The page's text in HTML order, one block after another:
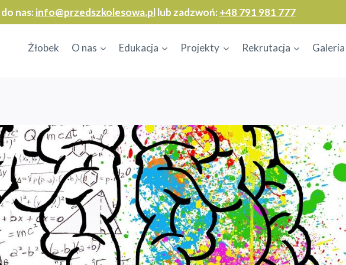
nas: info@przedszkolesowa.pllub zadzwoń: +48 791 981 777
Żłobek O nas Edukacja Projekty Rekrutacja Galeria